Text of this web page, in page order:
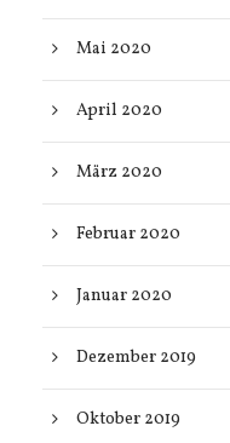
Mai 2020
April 2020
März 2020
Februar 2020
Januar 2020
Dezember 2019
Oktober 2019